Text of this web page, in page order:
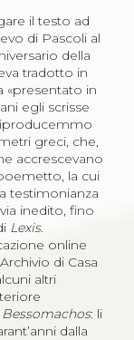
il testo ad
di Pascoli al
della
tradotto in
«presentato in
egli scrisse
greci, che,
accrescevano
la cui
testimonianza
inedito, fino
Lexis.
online
di Casa
altri
Bessomachos: li
dalla